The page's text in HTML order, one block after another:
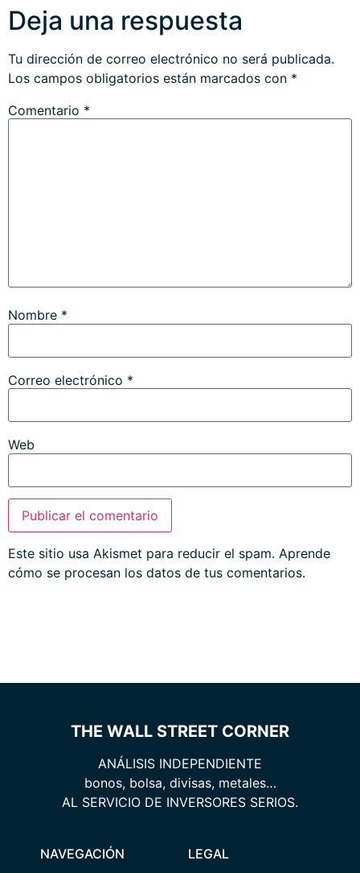
Deja una respuesta
Tu dirección de correo electrónico no será publicada.
Los campos obligatorios están marcados con *
Comentario *
Nombre *
Correo electrónico *
Web
Este sitio usa Akismet para reducir el spam. Aprende
cómo se procesan los datos de tus comentarios.
THE WALL STREET CORNER
ANÁLISIS INDEPENDIENTE
bonos, bolsa, divisas, metales…
AL SERVICIO DE INVERSORES SERIOS.
NAVEGACIÓN LEGAL